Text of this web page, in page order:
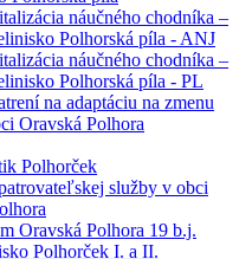
náučného chodníka –
Polhorská píla - ANJ
náučného chodníka –
Polhorská píla - PL
na adaptáciu na zmenu
Oravská Polhora
Polhorček
služby v obci
Oravská Polhora 19 b.j.
Polhorček I. a II.